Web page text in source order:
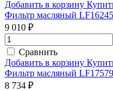
Добавить в корзину
Фильтр масляный
9 010 ₽
Сравнить
Добавить в корзину
Фильтр масляный
8 734 ₽